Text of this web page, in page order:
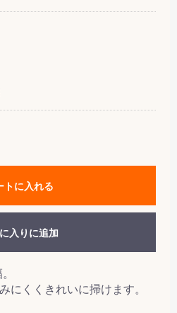
トに入れる
入りに追加
にくくきれいに掃けます。